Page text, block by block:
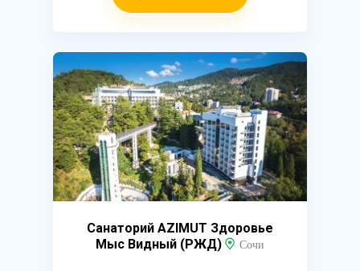
Санаторий AZIMUT Здоровье
Мыс Видный (РЖД)
Сочи